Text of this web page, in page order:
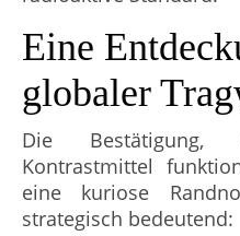
Eine
globaler
Die Bestätigung,
Kontrastmittel
eine kuriose
strategisch bedeutend: